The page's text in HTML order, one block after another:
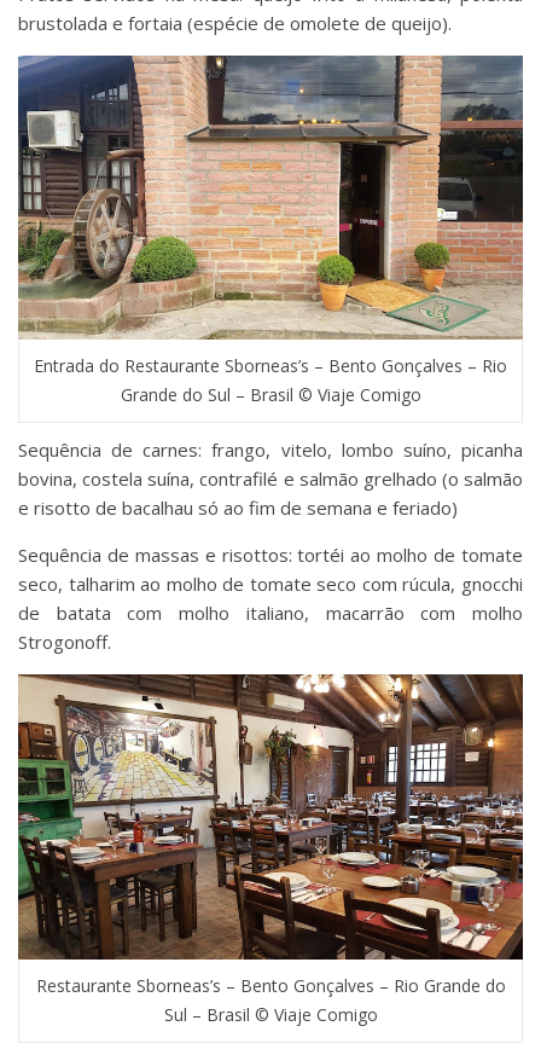
brustolada e fortaia (espécie de omolete de queijo).
Entrada do Restaurante Sborneas’s – Bento Gonçalves – Rio
Grande do Sul – Brasil © Viaje Comigo
Sequência de carnes: frango, vitelo, lombo suíno, picanha
bovina, costela suína, contrafilé e salmão grelhado (o salmão
e risotto de bacalhau só ao fim de semana e feriado)
Sequência de massas e risottos: tortéi ao molho de tomate
seco, talharim ao molho de tomate seco com rúcula, gnocchi
de batata com molho italiano, macarrão com molho
Strogonoff.
Restaurante Sborneas’s – Bento Gonçalves – Rio Grande do
Sul – Brasil © Viaje Comigo